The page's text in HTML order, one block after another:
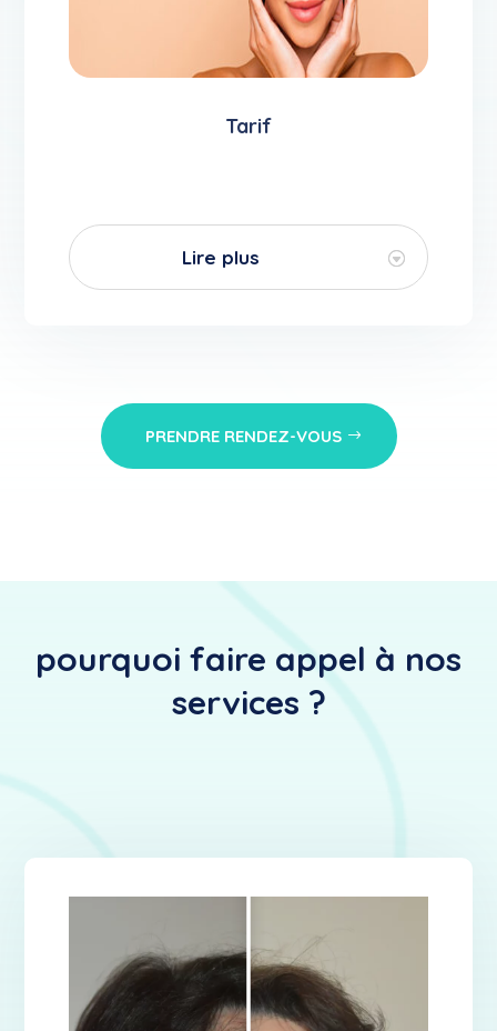
Tarif
Lire plus
PRENDRE RENDEZ-VOUS
pourquoi faire appel à nos
services ?